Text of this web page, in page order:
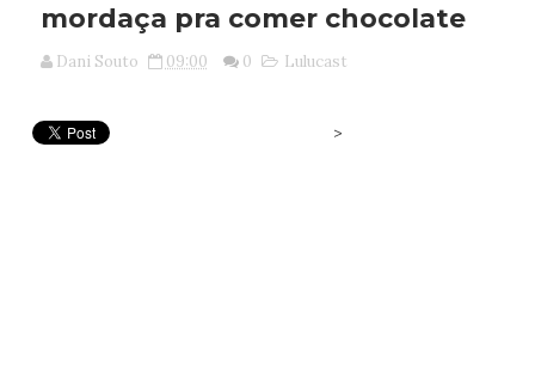
mordaça pra comer chocolate
Dani Souto 09:00 0 Lulucast
>